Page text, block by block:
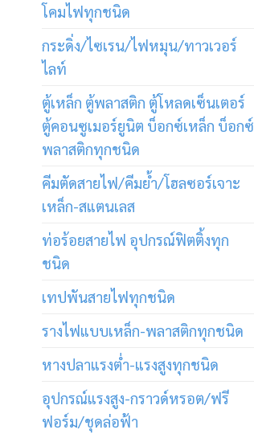
โคมไฟทุกชนิด
กระดิ่ง/ไซเรน/ไฟหมุน/ทาวเวอร์
ไลท์
ตู้เหล็ก ตู้พลาสติก ตู้โหลดเซ็นเตอร์
ตู้คอนซูเมอร์ยูนิต บ็อกซ์เหล็ก บ็อกซ์
พลาสติกทุกชนิด
คีมตัดสายไฟ/คีมย้ำ/โฮลซอร์เจาะ
เหล็ก-สแตนเลส
ท่อร้อยสายไฟ อุปกรณ์ฟิตติ้งทุก
ชนิด
เทปพันสายไฟทุกชนิด
รางไฟแบบเหล็ก-พลาสติกทุกชนิด
หางปลาแรงต่ำ-แรงสูงทุกชนิด
อุปกรณ์แรงสูง-กราวด์หรอต/ฟรี
ฟอร์ม/ชุดล่อฟ้า